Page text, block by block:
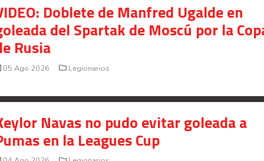
Radio Actual107.1FM
Doblete de Manfred Ugalde en
del Spartak de Moscú por la
Rusia
05 Ago 2026 Legionarios
Navas no pudo evitar goleada a
en la Leagues Cup